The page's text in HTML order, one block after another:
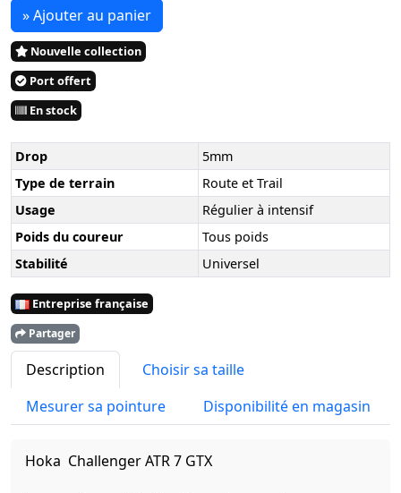
» Ajouter au panier
Nouvelle collection
Port offert
En stock
Drop
5mm
Type de terrain
Route et Trail
Usage
Régulier à intensif
Poids du coureur
Tous poids
Stabilité
Universel
Entreprise française
Partager
Description
Choisir sa taille
Mesurer sa pointure
Disponibilité en magasin
Hoka Challenger ATR 7 GTX